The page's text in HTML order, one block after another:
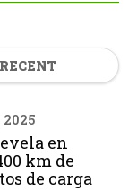
RECENT
2025
en
km de
de carga